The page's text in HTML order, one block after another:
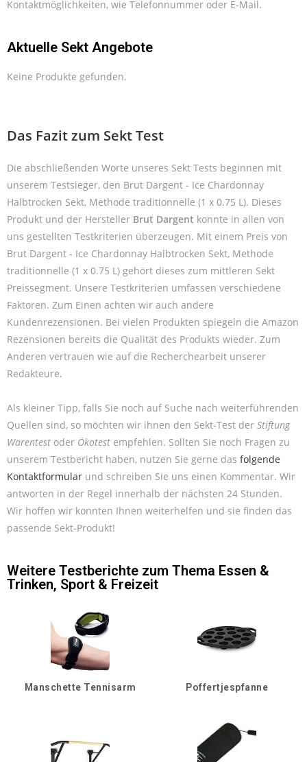
Kontaktmöglichkeiten, wie Telefonnummer oder E-Mail.
Aktuelle Sekt Angebote
Keine Produkte gefunden.
Das Fazit zum Sekt Test
Die abschließenden Worte unseres Sekt Tests beginnen mit
unserem Testsieger, den Brut Dargent - Ice Chardonnay
Halbtrocken Sekt, Methode traditionnelle (1 x 0.75 L). Dieses
Produkt und der Hersteller Brut Dargent konnte in allen von
uns gestellten Testkriterien überzeugen. Mit einem Preis von
Brut Dargent - Ice Chardonnay Halbtrocken Sekt, Methode
traditionnelle (1 x 0.75 L) gehört dieses zum mittleren Sekt
Preissegment. Unsere Testkriterien umfassen verschiedene
Faktoren. Zum Einen achten wir auch andere
Kundenrezensionen. Bei vielen Produkten spiegeln die Amazon
Rezensionen bereits die Qualität des Produkts wieder. Zum
Anderen vertrauen wie auf die Recherchearbeit unserer
Redakteure.
Als kleiner Tipp, falls Sie noch auf Suche nach weiterführenden
Quellen sind, so möchten wir ihnen den Sekt-Test der Stiftung
Warentest oder Ökotest empfehlen. Sollten Sie noch Fragen zu
unserem Testbericht haben, nutzen Sie gerne das folgende
Kontaktformular und schreiben Sie uns einen Kommentar. Wir
antworten in der Regel innerhalb der nächsten 24 Stunden.
Wir hoffen wir konnten Ihnen weiterhelfen und sie finden das
passende Sekt-Produkt!
Weitere Testberichte zum Thema Essen &
Trinken, Sport & Freizeit
Manschette Tennisarm Poffertjespfanne